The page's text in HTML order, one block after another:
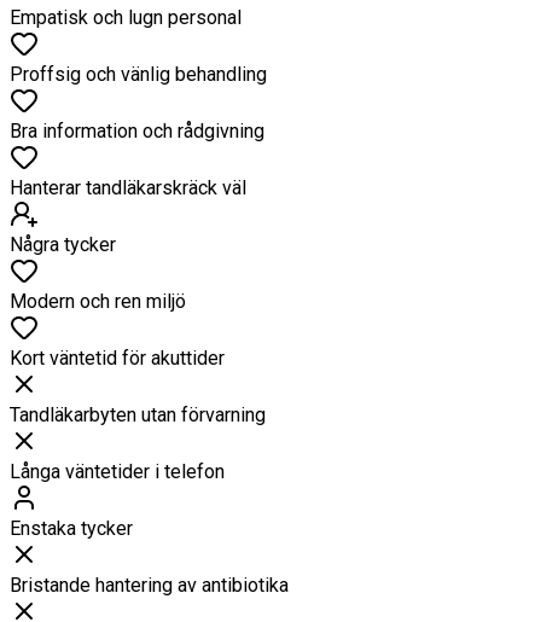
Empatisk och lugn personal
Proffsig och vänlig behandling
Bra information och rådgivning
Hanterar tandläkarskräck väl
Några tycker
Modern och ren miljö
Kort väntetid för akuttider
Tandläkarbyten utan förvarning
Långa väntetider i telefon
Enstaka tycker
Bristande hantering av antibiotika